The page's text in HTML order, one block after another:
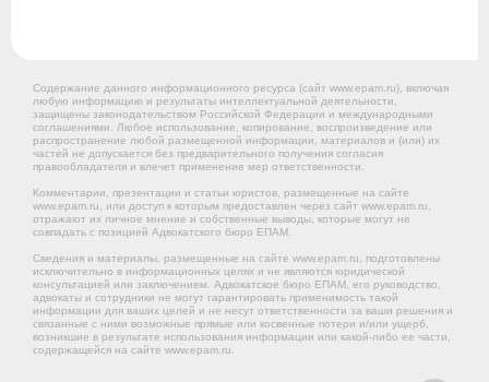
Содержание данного информационного ресурса (сайт www.epam.ru), включая
любую информацию и результаты интеллектуальной деятельности,
защищены законодательством Российской Федерации и международными
соглашениями. Любое использование, копирование, воспроизведение или
распространение любой размещенной информации, материалов и (или) их
частей не допускается без предварительного получения согласия
правообладателя и влечет применение мер ответственности.
Комментарии, презентации и статьи юристов, размещенные на сайте
www.epam.ru, или доступ к которым предоставлен через сайт www.epam.ru,
отражают их личное мнение и собственные выводы, которые могут не
совпадать с позицией Адвокатского бюро ЕПАМ.
Сведения и материалы, размещенные на сайте www.epam.ru, подготовлены
исключительно в информационных целях и не являются юридической
консультацией или заключением. Адвокатское бюро ЕПАМ, его руководство,
адвокаты и сотрудники не могут гарантировать применимость такой
информации для ваших целей и не несут ответственности за ваши решения и
связанные с ними возможные прямые или косвенные потери и/или ущерб,
возникшие в результате использования информации или какой-либо ее части,
содержащейся на сайте www.epam.ru.